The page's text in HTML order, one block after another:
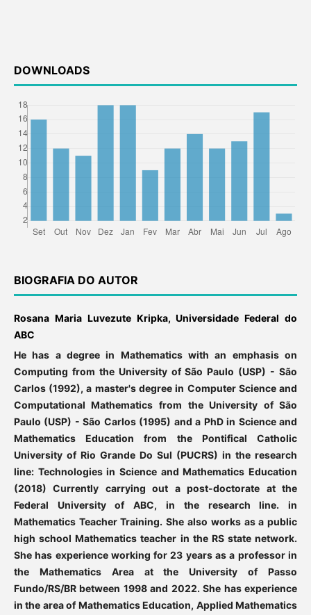
DOWNLOADS
BIOGRAFIA DO AUTOR
Rosana Maria Luvezute Kripka, Universidade Federal do
ABC
He has a degree in Mathematics with an emphasis on
Computing from the University of São Paulo (USP) - São
Carlos (1992), a master's degree in Computer Science and
Computational Mathematics from the University of São
Paulo (USP) - São Carlos (1995) and a PhD in Science and
Mathematics Education from the Pontifical Catholic
University of Rio Grande Do Sul (PUCRS) in the research
line: Technologies in Science and Mathematics Education
(2018) Currently carrying out a post-doctorate at the
Federal University of ABC, in the research line. in
Mathematics Teacher Training. She also works as a public
high school Mathematics teacher in the RS state network.
She has experience working for 23 years as a professor in
the Mathematics Area at the University of Passo
Fundo/RS/BR between 1998 and 2022. She has experience
in the area of Mathematics Education, Applied Mathematics